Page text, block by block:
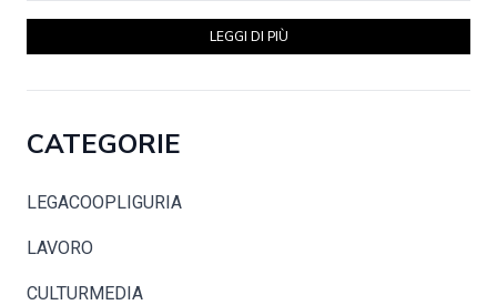
LEGGI DI PIÙ
CATEGORIE
LEGACOOPLIGURIA
LAVORO
CULTURMEDIA